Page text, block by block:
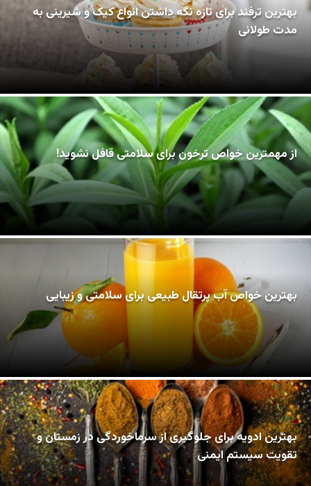
بهترین ترفند برای تازه نگه داشتن انواع کیک و شیرینی به
مدت طولانی
از مهمترین خواص ترخون برای سلامتی قافل نشوید!
بهترین خواص آب پرتقال طبیعی برای سلامتی و زیبایی
بهترین ادویه برای جلوگیری از سرماخوردگی در زمستان و
تقویت سیستم ایمنی